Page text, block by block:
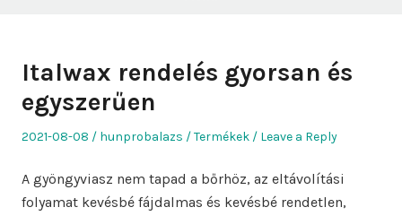
Italwax rendelés gyorsan és
egyszerűen
Posted
2021-08-08 Author
hunprobalazs
Posted
Termékek Leave a Reply
A gyöngyviasz nem tapad a bőrhöz, az eltávolítási
folyamat kevésbé fájdalmas és kevésbé rendetlen,